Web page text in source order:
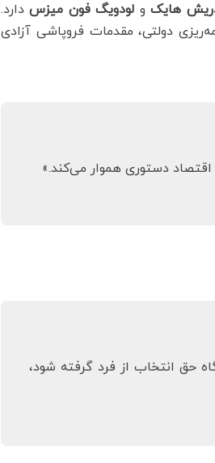
هایکو لودویگ فون میزسدارد.
دولتی، مقدمات فروپاشی آزادی
اقتصاد دستوری هموار می‌کند.»
حق انتخاب از فرد گرفته شود،